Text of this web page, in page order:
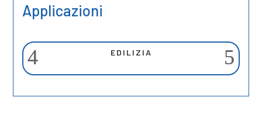
Applicazioni
EDILIZIA